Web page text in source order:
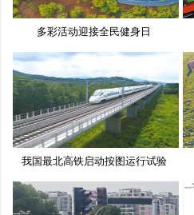
多彩活动迎接全民健身日
我国最北高铁启动按图运行试验